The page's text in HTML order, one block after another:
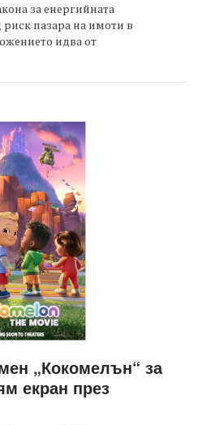
за енергийната
пазара на имоти в
идва от
„Кокомелън“ за
екран през